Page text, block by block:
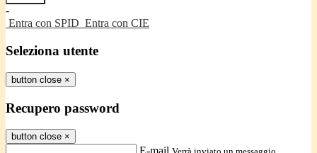
-
Entra con SPID Entra con CIE
Seleziona utente
button close ×
Recupero password
button close ×